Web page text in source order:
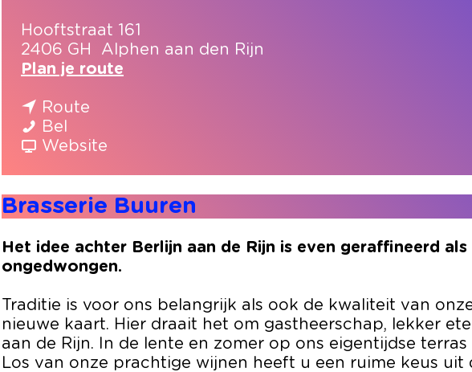
Hooftstraat 161
2406 GH
Alphen aan den Rijn
Plan je route
s
s
e
e
B
u
u
Route
a
r
a
s
s
r
i
B
Bel
r
s
e
r
i
B
u
u
r
Website
B
r
a
s
e
i
e
Brasserie Buuren
Het idee achter Berlijn aan de Rijn is even geraffineerd
ongedwongen.
Traditie is voor ons belangrijk als ook de kwaliteit van
nieuwe kaart. Hier draait het om gastheerschap, lekker
aan de Rijn. In de lente en zomer op ons eigentijdse
Los van onze prachtige wijnen heeft u een ruime keus